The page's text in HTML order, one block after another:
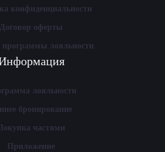
конфиденциальности
Договор оферты
программы лояльности
лояльности
бронирование
Покупка частями
Приложение